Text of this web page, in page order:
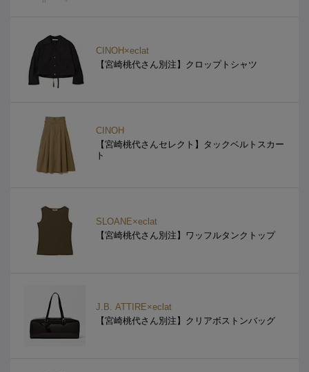
CINOH×eclat
【宮崎桃代さん別注】クロップトシャツ
CINOH
【宮崎桃代さんセレクト】タックベルトスカー
ト
SLOANE×eclat
【宮崎桃代さん別注】ワッフルタンクトップ
J.B. ATTIRE×eclat
【宮崎桃代さん別注】クリアボストンバッグ